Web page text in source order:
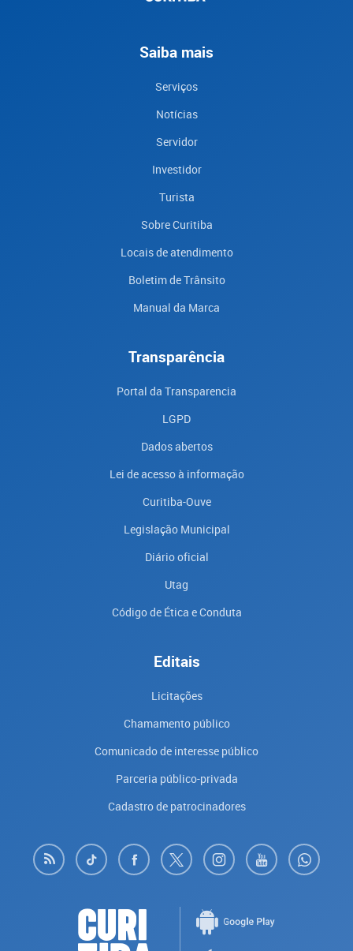
Saiba mais
Serviços
Notícias
Servidor
Investidor
Turista
Sobre Curitiba
Locais de atendimento
Boletim de Trânsito
Manual da Marca
Transparência
Portal da Transparencia
LGPD
Dados abertos
Lei de acesso à informação
Curitiba-Ouve
Legislação Municipal
Diário oficial
Utag
Código de Ética e Conduta
Editais
Licitações
Chamamento público
Comunicado de interesse público
Parceria público-privada
Cadastro de patrocinadores